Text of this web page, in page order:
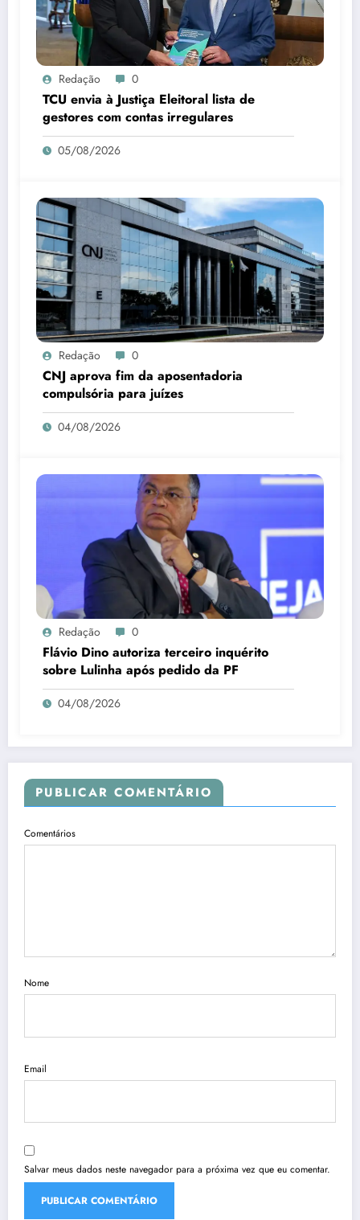
Redação 0
TCU envia à Justiça Eleitoral lista de
gestores com contas irregulares
05/08/2026
Redação 0
CNJ aprova fim da aposentadoria
compulsória para juízes
04/08/2026
Redação 0
Flávio Dino autoriza terceiro inquérito
sobre Lulinha após pedido da PF
04/08/2026
PUBLICAR COMENTÁRIO
Comentários
Nome
Email
Salvar meus dados neste navegador para a próxima vez que eu comentar.